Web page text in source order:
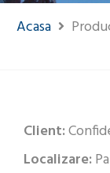
Acasa
Client:
Localizare: